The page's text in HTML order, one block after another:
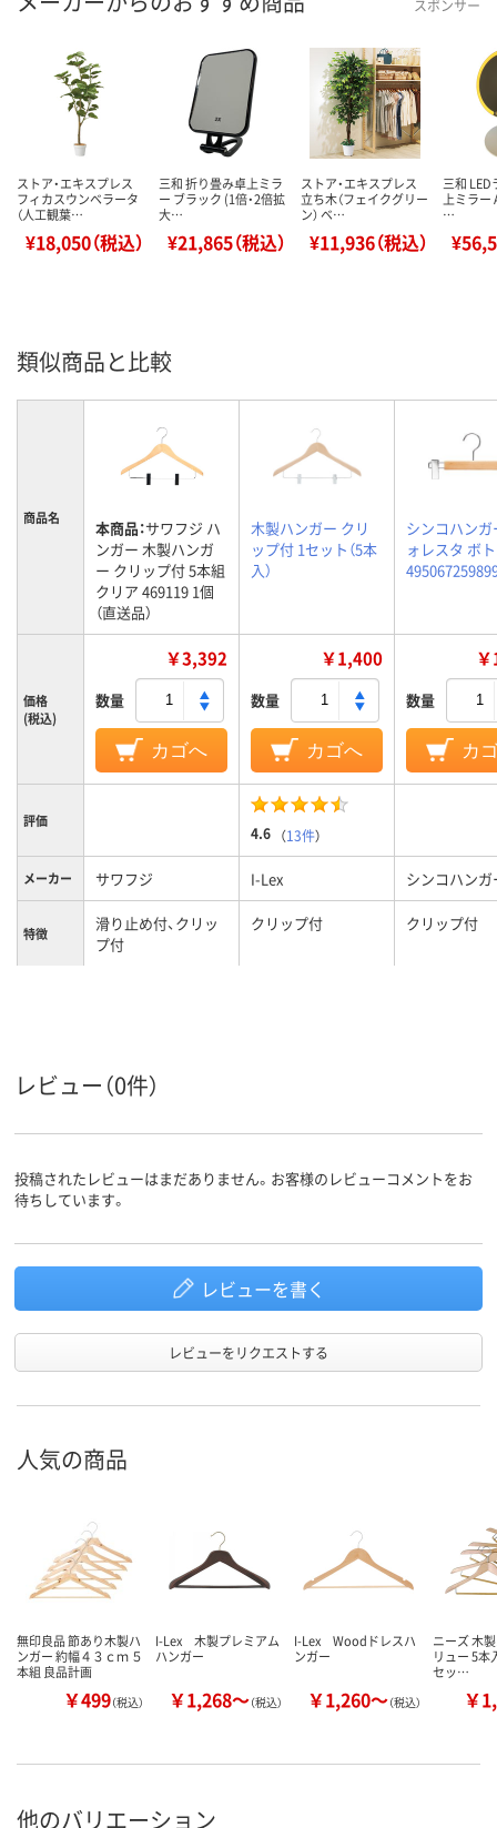
スポンサー
ストア・エキスプレス
フィカスウンベラータ
（人工観葉…
¥18,050（税込）
三和 折り畳み卓上ミラ
ー ブラック (1倍・2倍拡
大…
¥21,865（税込）
ストア・エキスプレス
立ち木（フェイクグリー
ン） ベ…
¥11,936（税込）
三和
上ミラー
…
類似商品と比較
商品名 本商品：サワフジ ハ
ンガー 木製ハンガ
ー クリップ付 5本組
クリア 469119 1個
（直送品）
木製ハンガー クリ
ップ付 1セット（5本
入）
シンコハンガ
ォレスタ ボ
価格
(税込)
￥3,392
数量
カゴへ
￥1,400
数量
カゴへ
数量
カ
評価
4.6 （13件）
メーカー サワフジ I-Lex シンコハンガ
特徴
滑り止め付、クリッ
プ付
クリップ付 クリップ付
レビュー（0件）
投稿されたレビューはまだありません。お客様のレビューコメントをお
待ちしています。
レビューを書く
レビューをリクエストする
人気の商品
無印良品 節あり木製ハ
ンガー 約幅４３ｃｍ ５
本組 良品計画
￥499（税込）
I-Lex 木製プレミアム
ハンガー
￥1,268～（税込）
I-Lex Woodドレスハ
ンガー
￥1,260～（税込）
ニーズ 木
リュー 5本
セッ…
￥
他のバリエーション